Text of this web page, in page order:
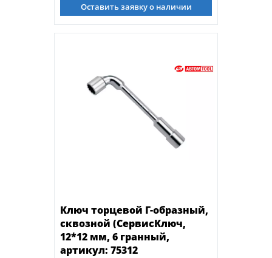
Оставить заявку о наличии
Ключ торцевой Г-образный,
сквозной (СервисКлюч,
12*12 мм, 6 гранный,
артикул: 75312